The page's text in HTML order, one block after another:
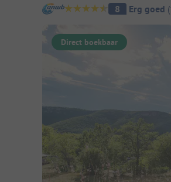
Camping8 Erg goed (
Direct boekbaar